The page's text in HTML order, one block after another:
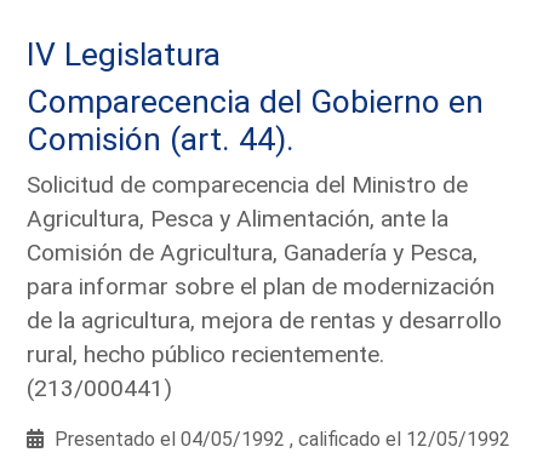
IV Legislatura
Comparecencia del Gobierno en
Comisión (art. 44).
Solicitud de comparecencia del Ministro de
Agricultura, Pesca y Alimentación, ante la
Comisión de Agricultura, Ganadería y Pesca,
para informar sobre el plan de modernización
de la agricultura, mejora de rentas y desarrollo
rural, hecho público recientemente.
(213/000441)
Presentado el 04/05/1992 , calificado el 12/05/1992